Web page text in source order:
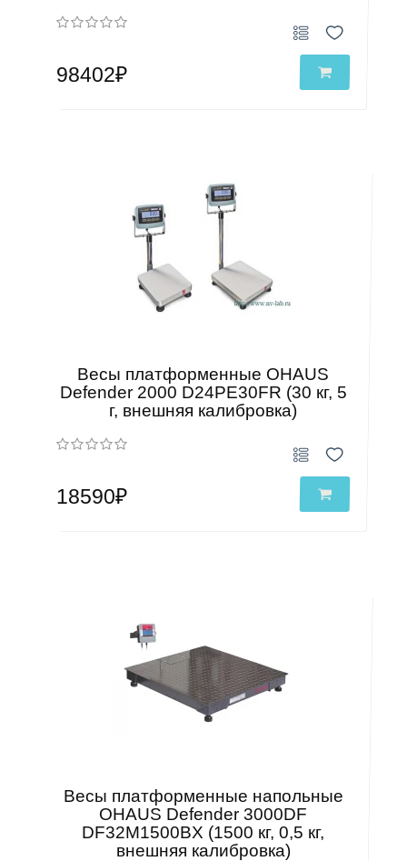
98402₽
Весы платформенные OHAUS
Defender 2000 D24PE30FR (30 кг, 5
г, внешняя калибровка)
18590₽
Весы платформенные напольные
OHAUS Defender 3000DF
DF32M1500BX (1500 кг, 0,5 кг,
внешняя калибровка)